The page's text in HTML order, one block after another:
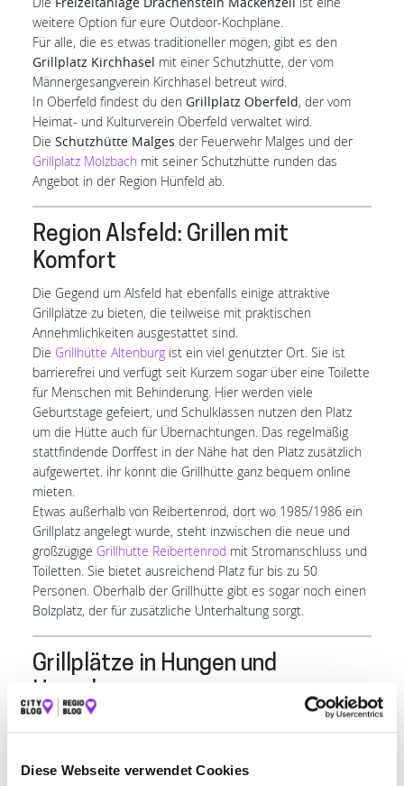
Diese Webseite verwendet Cookies
weitere Option für eure Outdoor-Kochpläne.
Für alle, die es etwas traditioneller mögen, gibt es den
Grillplatz Kirchhasel mit einer Schutzhütte, der vom
Männergesangverein Kirchhasel betreut wird.
In Oberfeld findest du den Grillplatz Oberfeld, der vom
Heimat- und Kulturverein Oberfeld verwaltet wird.
Die Schutzhütte Malges der Feuerwehr Malges und der
Grillplatz Molzbach mit seiner Schutzhütte runden das
Angebot in der Region Hünfeld ab.
Region Alsfeld: Grillen mit
Komfort
Die Gegend um Alsfeld hat ebenfalls einige attraktive
Grillplätze zu bieten, die teilweise mit praktischen
Annehmlichkeiten ausgestattet sind.
Die Grillhütte Altenburg ist ein viel genutzter Ort. Sie ist
barrierefrei und verfügt seit Kurzem sogar über eine Toilette
für Menschen mit Behinderung. Hier werden viele
Geburtstage gefeiert, und Schulklassen nutzen den Platz
um die Hütte auch für Übernachtungen. Das regelmäßig
stattfindende Dorffest in der Nähe hat den Platz zusätzlich
aufgewertet. ihr könnt die Grillhütte ganz bequem online
mieten.
Etwas außerhalb von Reibertenrod, dort wo 1985/1986 ein
Grillplatz angelegt wurde, steht inzwischen die neue und
großzügige Grillhütte Reibertenrod mit Stromanschluss und
Toiletten. Sie bietet ausreichend Platz für bis zu 50
Personen. Oberhalb der Grillhütte gibt es sogar noch einen
Bolzplatz, der für zusätzliche Unterhaltung sorgt.
Grillplätze in Hungen und
Auch in Hungen und seiner Umgebung gibt es gemütliche
DieGrillhütte Inheidenfindet ihr an der Eiche im